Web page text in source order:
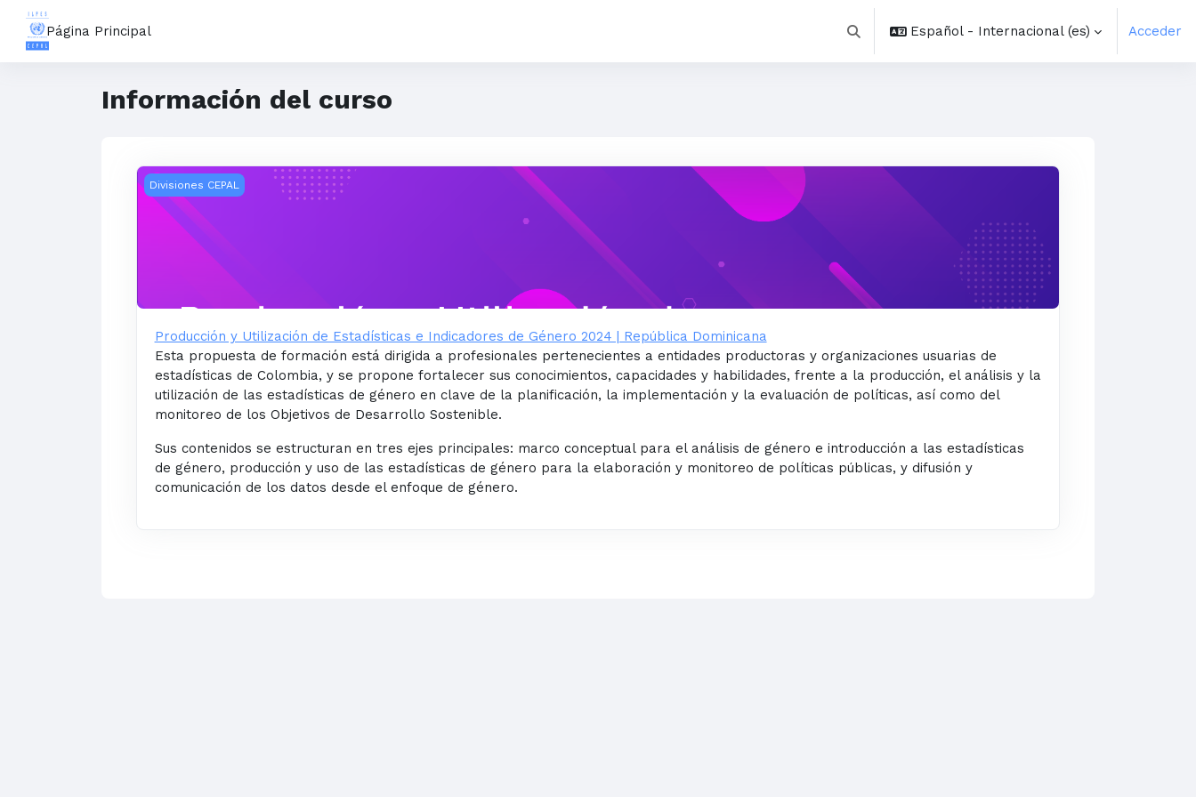
Salta al contenido principal
Página Principal
Selector de búsqueda de entrada
Español - Internacional ‎(es)‎ Acceder
Información del curso
Producción y Utilización de Estadísticas e Indicadores de Género 2024 | República Dominicana
Divisiones CEPAL
Producción y Utilización de Estadísticas e Indicadores de Género 2024 | República Dominicana
Esta propuesta de formación está dirigida a profesionales pertenecientes a entidades productoras y organizaciones usuarias de
estadísticas de Colombia, y se propone fortalecer sus conocimientos, capacidades y habilidades, frente a la producción, el análisis y la
utilización de las estadísticas de género en clave de la planificación, la implementación y la evaluación de políticas, así como del
monitoreo de los Objetivos de Desarrollo Sostenible.
Sus contenidos se estructuran en tres ejes principales: marco conceptual para el análisis de género e introducción a las estadísticas
de género, producción y uso de las estadísticas de género para la elaboración y monitoreo de políticas públicas, y difusión y
comunicación de los datos desde el enfoque de género.